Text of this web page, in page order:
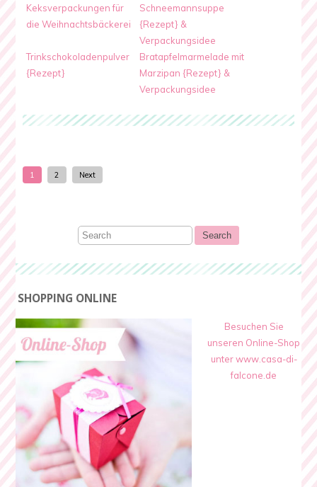
Keksverpackungen für
die Weihnachtsbäckerei
Schneemannsuppe
{Rezept} &
Verpackungsidee
Trinkschokoladenpulver
{Rezept}
Bratapfelmarmelade mit
Marzipan {Rezept} &
Verpackungsidee
1 2 Next
SHOPPING ONLINE
Besuchen Sie
unseren Online-Shop
unter www.casa-di-
falcone.de